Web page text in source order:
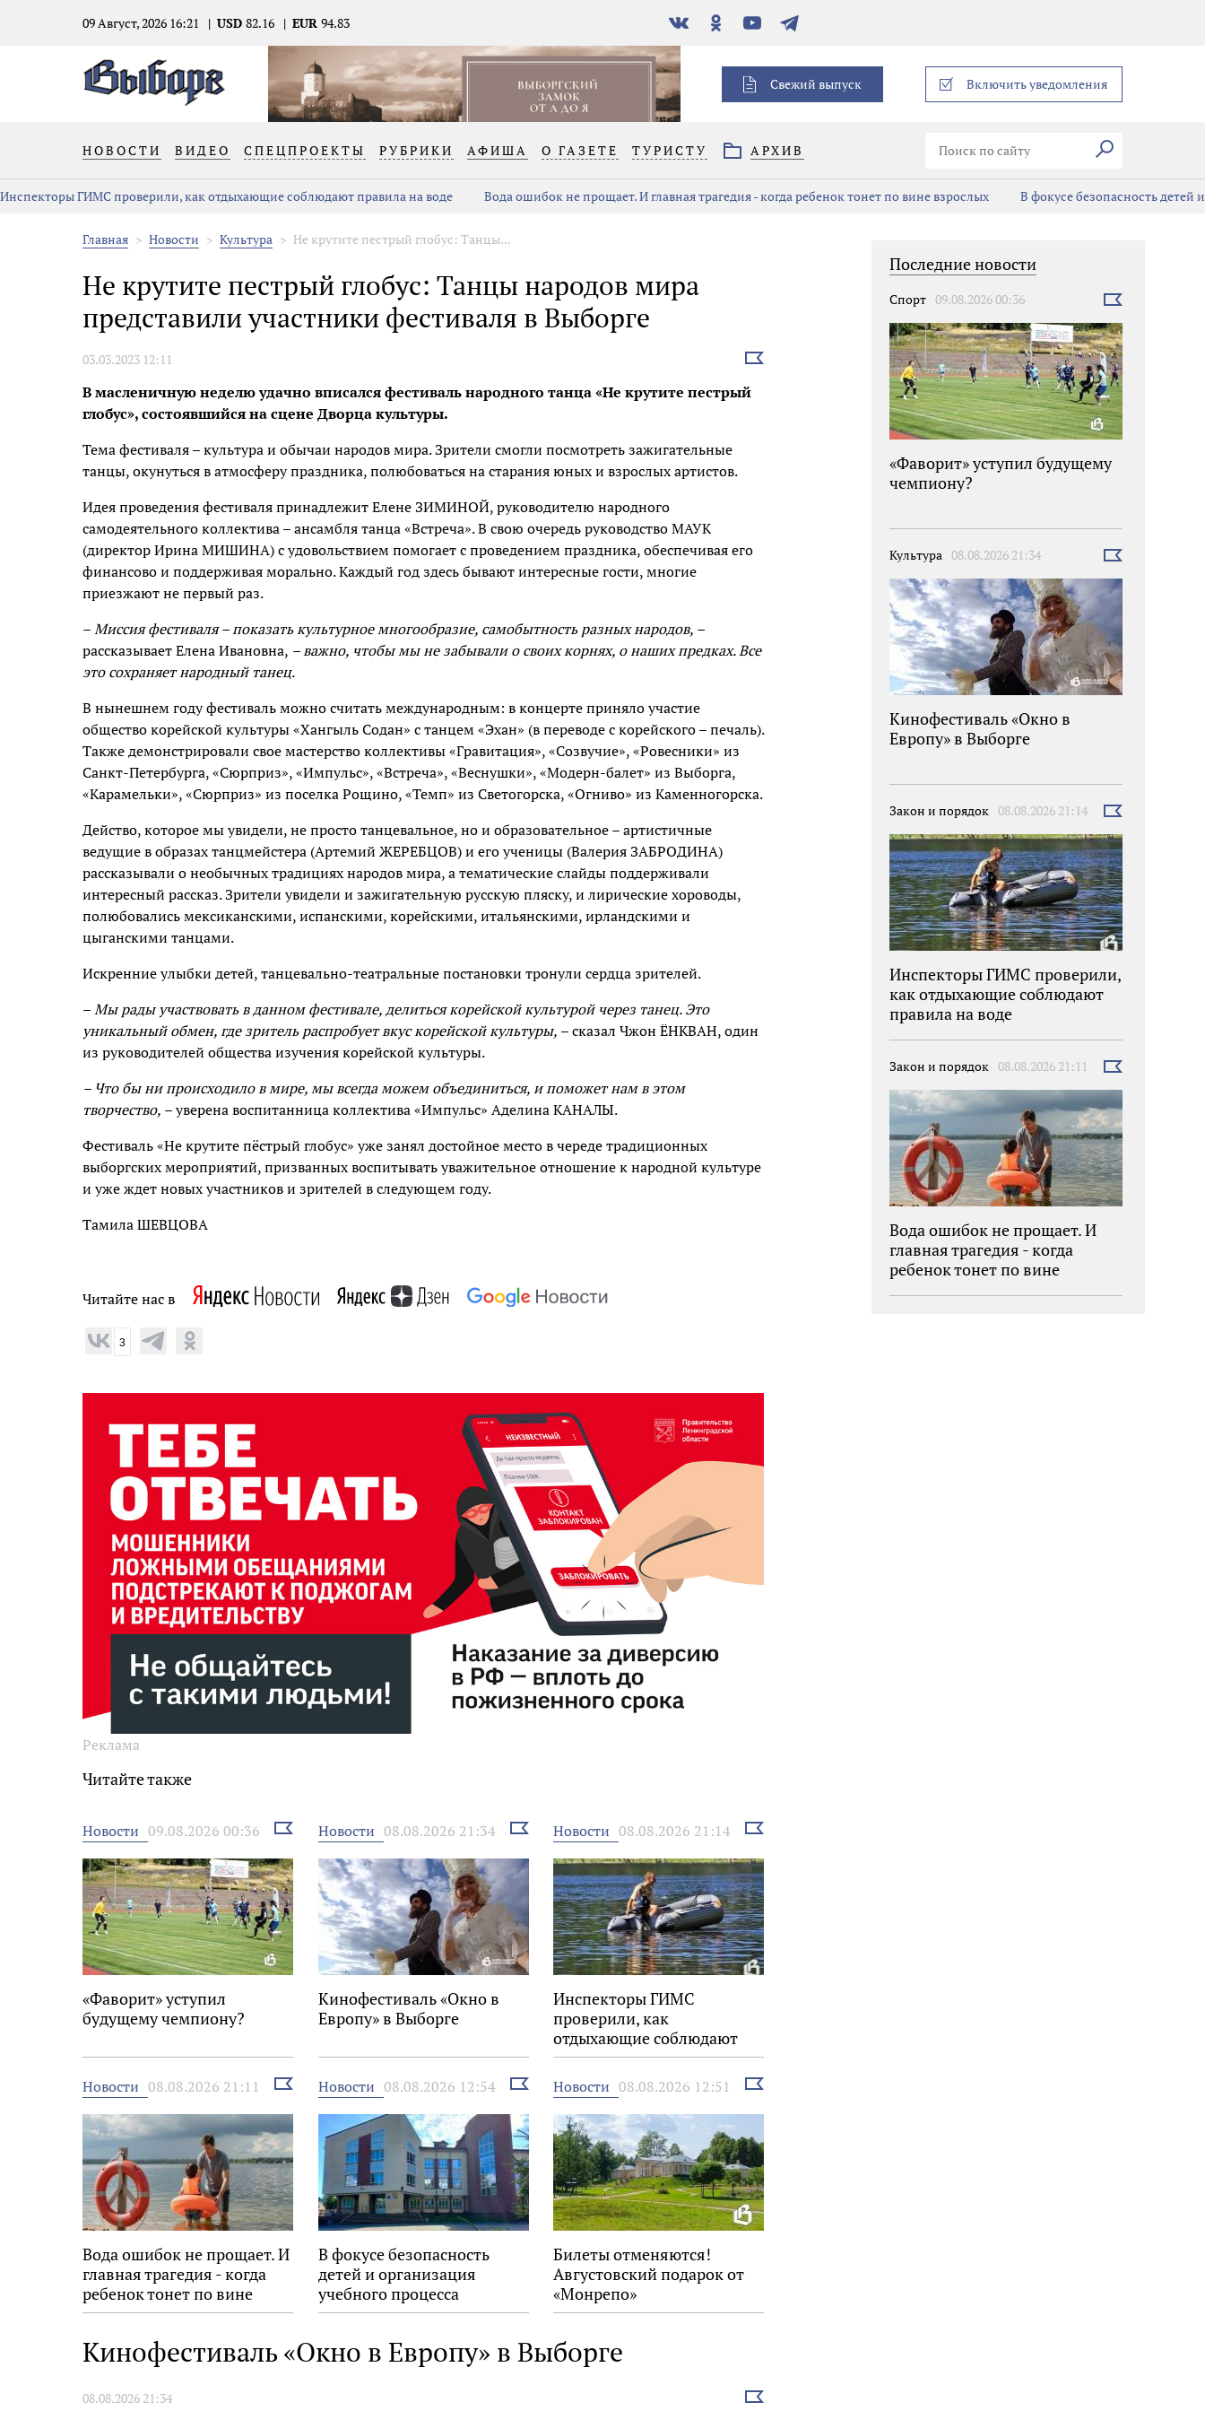
09 Август, 2026 16:21 USD 82.16 EUR 94.83
В
контакте
Одноклассники
YouTubeТелеграм
Свежий выпуск Включить уведомления
НОВОСТИ ВИДЕО СПЕЦПРОЕКТЫ РУБРИКИ АФИША О ГАЗЕТЕ ТУРИСТУ АРХИВ Искать
Инспекторы ГИМС проверили, как отдыхающие соблюдают правила на воде Вода ошибок не прощает. И главная трагедия - когда ребенок тонет по вине взрослых В фокусе безопасность детей
Главная Новости Культура Не крутите пестрый глобус: Танцы...
Не крутите пестрый глобус: Танцы народов мира
представили участники фестиваля в Выборге
03.03.2023 12:11
Выбрать
В масленичную неделю удачно вписался фестиваль народного танца «Не крутите пестрый
глобус», состоявшийся на сцене Дворца культуры.
Тема фестиваля – культура и обычаи народов мира. Зрители смогли посмотреть зажигательные
танцы, окунуться в атмосферу праздника, полюбоваться на старания юных и взрослых артистов.
Идея проведения фестиваля принадлежит Елене ЗИМИНОЙ, руководителю народного
самодеятельного коллектива – ансамбля танца «Встреча». В свою очередь руководство МАУК
(директор Ирина МИШИНА) с удовольствием помогает с проведением праздника, обеспечивая его
финансово и поддерживая морально. Каждый год здесь бывают интересные гости, многие
приезжают не первый раз.
–Миссия фестиваля – показать культурное многообразие, самобытность разных народов, –
рассказывает Елена Ивановна, – важно, чтобы мы не забывали о своих корнях, о наших предках. Все
это сохраняет народный танец.
В нынешнем году фестиваль можно считать международным: в концерте приняло участие
общество корейской культуры «Хангыль Содан» с танцем «Эхан» (в переводе с корейского – печаль).
Также демонстрировали свое мастерство коллективы «Гравитация», «Созвучие», «Ровесники» из
Санкт-Петербурга, «Сюрприз», «Импульс», «Встреча», «Веснушки», «Модерн-балет» из Выборга,
«Карамельки», «Сюрприз» из поселка Рощино, «Темп» из Светогорска, «Огниво» из Каменногорска.
Действо, которое мы увидели, не просто танцевальное, но и образовательное – артистичные
ведущие в образах танцмейстера (Артемий ЖЕРЕБЦОВ) и его ученицы (Валерия ЗАБРОДИНА)
рассказывали о необычных традициях народов мира, а тематические слайды поддерживали
интересный рассказ. Зрители увидели и зажигательную русскую пляску, и лирические хороводы,
полюбовались мексиканскими, испанскими, корейскими, итальянскими, ирландскими и
цыганскими танцами.
Искренние улыбки детей, танцевально-театральные постановки тронули сердца зрителей.
–Мы рады участвовать в данном фестивале, делиться корейской культурой через танец. Это
уникальный обмен, где зритель распробует вкус корейской культуры, – сказал Чжон ЁНКВАН, один
из руководителей общества изучения корейской культуры.
– Что бы ни происходило в мире, мы всегда можем объединиться, и поможет нам в этом
творчество, – уверена воспитанница коллектива «Импульс» Аделина КАНАЛЫ.
Фестиваль «Не крутите пёстрый глобус» уже занял достойное место в череде традиционных
выборгских мероприятий, призванных воспитывать уважительное отношение к народной культуре
и уже ждет новых участников и зрителей в следующем году.
Тамила ШЕВЦОВА
Читайте нас в
3
Реклама
Читайте также
Новости 09.08.2026 00:36
Выбрать
новость
«Фаворит» уступил
будущему чемпиону?
Новости 08.08.2026 21:34
Выбрать
новость
Кинофестиваль «Окно в
Европу» в Выборге
Новости 08.08.2026 21:14
Выбрать
Инспекторы ГИМС
проверили, как
отдыхающие соблюдают
правила на воде
Новости 08.08.2026 21:11
Выбрать
новость
Вода ошибок не прощает. И
главная трагедия - когда
ребенок тонет по вине
взрослых
Новости 08.08.2026 12:54
Выбрать
новость
В фокусе безопасность
детей и организация
учебного процесса
Новости 08.08.2026 12:51
Выбрать
Билеты отменяются!
Августовский подарок от
«Монрепо»
Кинофестиваль «Окно в Европу» в Выборге
08.08.2026 21:34
Выбрать
Последние новости
Спорт 09.08.2026 00:36
Выбрать
«Фаворит» уступил будущему
чемпиону?
Культура 08.08.2026 21:34
Выбрать
Кинофестиваль «Окно в
Европу» в Выборге
Закон и порядок 08.08.2026 21:14
Выбрать
Инспекторы ГИМС проверили,
как отдыхающие соблюдают
правила на воде
Закон и порядок 08.08.2026 21:11
Выбрать
Вода ошибок не прощает. И
главная трагедия - когда
ребенок тонет по вине